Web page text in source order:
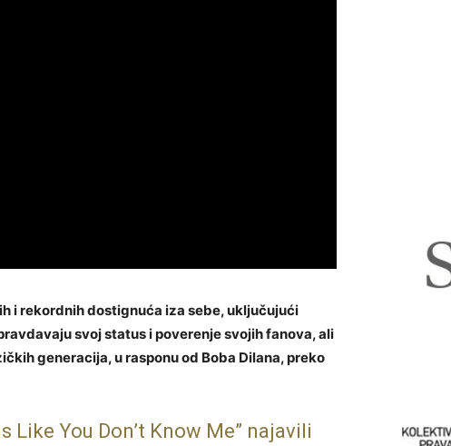
i rekordnih dostignuća iza sebe, uključujući
svoj status i poverenje svojih fanova, ali
generacija, u rasponu od Boba Dilana, preko
Like You Don’t Know Me” najavili